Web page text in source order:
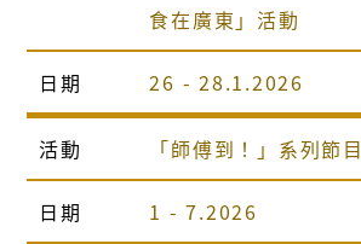
食在廣東」活動
日期 26 - 28.1.2026
活動 「師傅到！」系列節目
日期 1 - 7.2026